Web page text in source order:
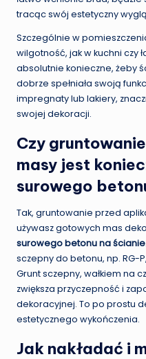
tracąc swój estetyczny
Szczególnie w
wilgotność, jak w kuchni czy
absolutnie konieczne, żeby
dobrze spełniała swoją
impregnaty lub lakiery,
swojej dekoracji.
Czy
masy jest
surowego
Tak, gruntowanie przed
używasz gotowych mas
surowego betonu na ścianie
sczepny do betonu, np. RG-
Grunt sczepny, wałkiem na
zwiększa przyczepność i
dekoracyjnej. To po prostu
estetycznego wykończenia.
Jak nakładać i